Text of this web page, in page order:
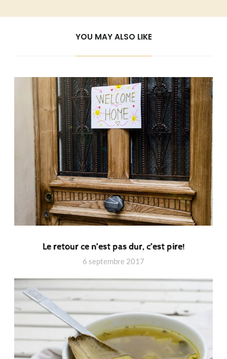
YOU MAY ALSO LIKE
Le retour ce n’est pas dur, c’est pire!
6 septembre 2017